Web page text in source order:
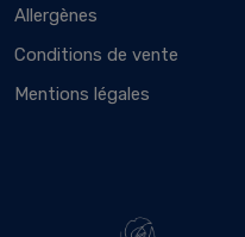
Allergènes
Conditions de vente
Mentions légales